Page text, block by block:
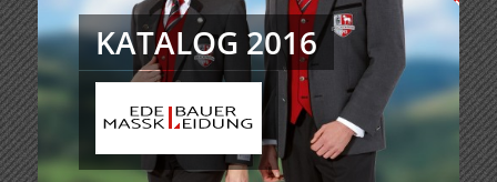
KATALOG 2016